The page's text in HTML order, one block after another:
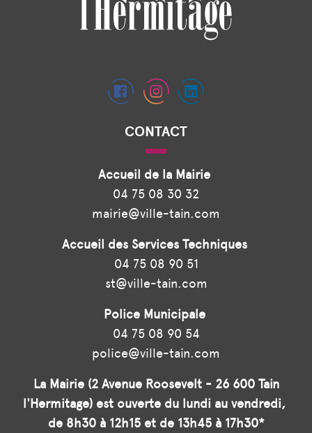
CONTACT
Accueil de la Mairie
04 75 08 30 32
mairie@ville-tain.com
Accueil des Services Techniques
04 75 08 90 51
st@ville-tain.com
Police Municipale
04 75 08 90 54
police@ville-tain.com
La Mairie (2 Avenue Roosevelt - 26 600 Tain
l'Hermitage) est ouverte du lundi au vendredi,
de 8h30 à 12h15 et de 13h45 à 17h30*